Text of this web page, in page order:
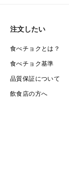
注文したい
食べチョクとは？
食べチョク基準
品質保証について
飲食店の方へ